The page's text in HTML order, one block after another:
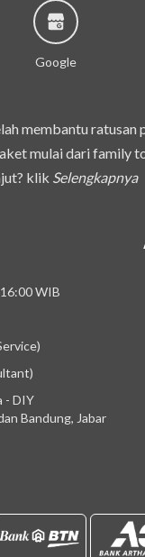
Google
membantu ratusan
mulai dari family
klik Selengkapnya
WIB
- DIY
Bandung, Jabar